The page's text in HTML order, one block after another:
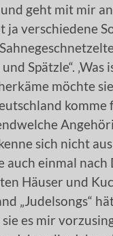
geht mit mir
ja verschiedene
Spätzle“.
möchte
komme
sich nicht
auch einmal
Häuser und
„Judelsongs“
es mir